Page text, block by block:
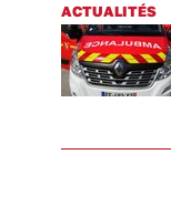
ACTUALITÉS